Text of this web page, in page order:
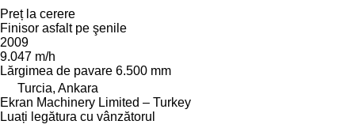
Preț la cerere
Finisor asfalt pe şenile
2009
9.047 m/h
Lărgimea de pavare 6.500 mm
Turcia, Ankara
Ekran Machinery Limited – Turkey
Luați legătura cu vânzătorul